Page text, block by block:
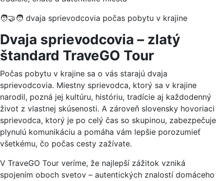
🧑‍🤝‍🧑 dvaja sprievodcovia počas pobytu v krajine
Dvaja sprievodcovia – zlatý
štandard TraveGO Tour
Počas pobytu v krajine sa o vás starajú dvaja
sprievodcovia. Miestny sprievodca, ktorý sa v krajine
narodil, pozná jej kultúru, históriu, tradície aj každodenný
život z vlastnej skúsenosti. A zároveň slovensky hovoriaci
sprievodca, ktorý je po celý čas so skupinou, zabezpečuje
plynulú komunikáciu a pomáha vám lepšie porozumieť
všetkému, čo počas cesty zažívate.
V TraveGO Tour veríme, že najlepší zážitok vzniká
spojením oboch svetov – autentických znalostí domáceho